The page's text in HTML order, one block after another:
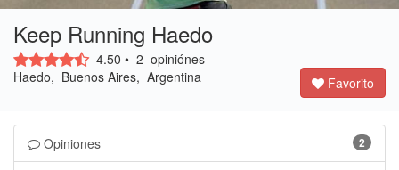
Keep Running Haedo
4.50 • 2 opiniónes
Haedo, Buenos Aires, Argentina
Favorito
2
Opiniones